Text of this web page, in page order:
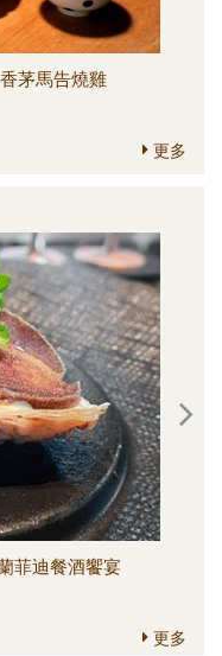
茅馬告燒雞
更多
菲迪餐酒饗宴
更多